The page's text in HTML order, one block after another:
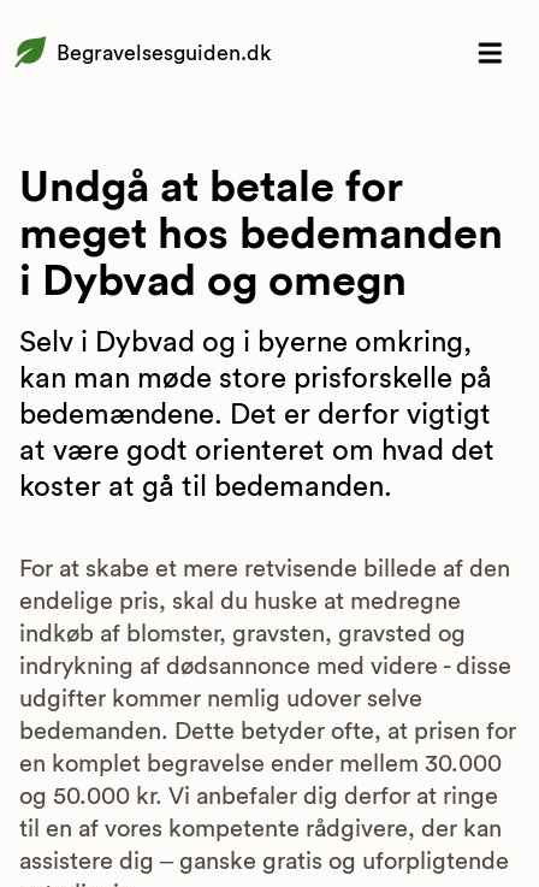
Begravelsesguiden.dk
Undgå at betale for
meget hos bedemanden
i Dybvad og omegn
Selv i Dybvad og i byerne omkring,
kan man møde store prisforskelle på
bedemændene. Det er derfor vigtigt
at være godt orienteret om hvad det
koster at gå til bedemanden.
For at skabe et mere retvisende billede af den
endelige pris, skal du huske at medregne
indkøb af blomster, gravsten, gravsted og
indrykning af dødsannonce med videre - disse
udgifter kommer nemlig udover selve
bedemanden. Dette betyder ofte, at prisen for
en komplet begravelse ender mellem 30.000
og 50.000 kr. Vi anbefaler dig derfor at ringe
til en af vores kompetente rådgivere, der kan
assistere dig – ganske gratis og uforpligtende